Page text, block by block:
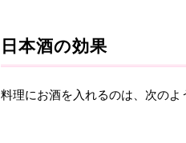
日本酒の効果
料理にお酒を入れるのは、次のよ